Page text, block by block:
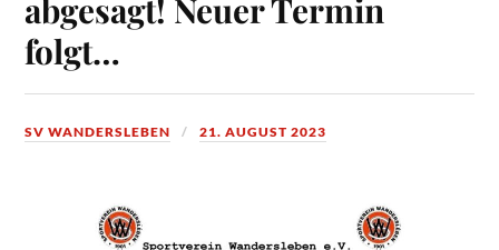
abgesagt! Neuer Termin
folgt…
SV WANDERSLEBEN 21. AUGUST 2023